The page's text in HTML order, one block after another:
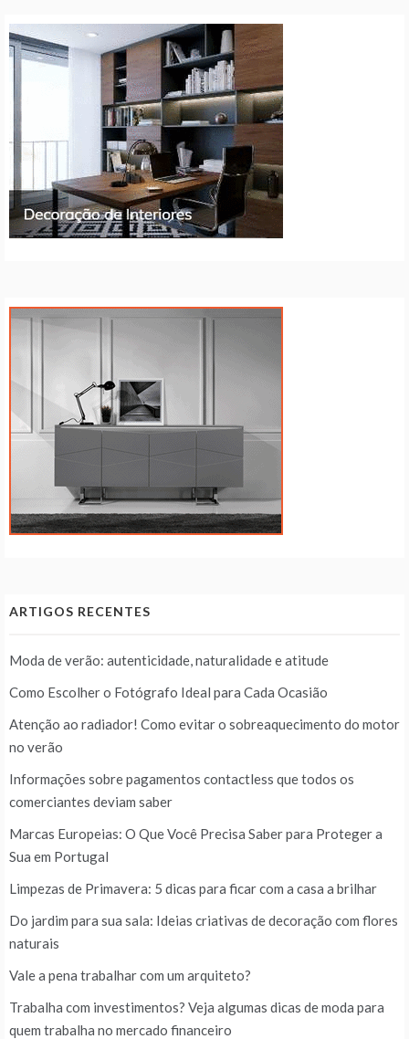
ARTIGOS RECENTES
Moda de verão: autenticidade, naturalidade e atitude
Como Escolher o Fotógrafo Ideal para Cada Ocasião
Atenção ao radiador! Como evitar o sobreaquecimento do motor
no verão
Informações sobre pagamentos contactless que todos os
comerciantes deviam saber
Marcas Europeias: O Que Você Precisa Saber para Proteger a
Sua em Portugal
Limpezas de Primavera: 5 dicas para ficar com a casa a brilhar
Do jardim para sua sala: Ideias criativas de decoração com flores
naturais
Vale a pena trabalhar com um arquiteto?
Trabalha com investimentos? Veja algumas dicas de moda para
quem trabalha no mercado financeiro